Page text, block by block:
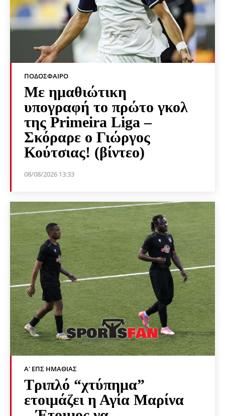
ΠΟΔΌΣΦΑΙΡΟ
Με ημαθιώτικη
υπογραφή το πρώτο γκολ
της Primeira Liga –
Σκόραρε ο Γιώργος
Κούτσιας! (βίντεο)
08/08/2026 13:33
Α' ΕΠΣ ΗΜΑΘΊΑΣ
Τριπλό “χτύπημα”
ετοιμάζει η Αγία Μαρίνα